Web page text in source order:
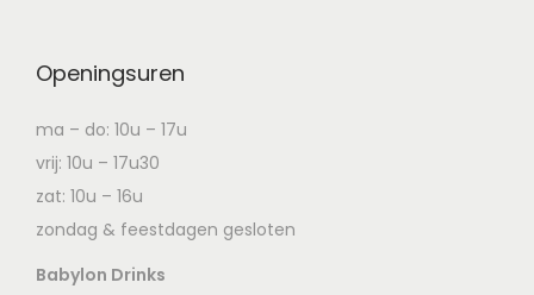
Openingsuren
ma – do: 10u – 17u
vrij: 10u – 17u30
zat: 10u – 16u
zondag & feestdagen gesloten
Babylon Drinks